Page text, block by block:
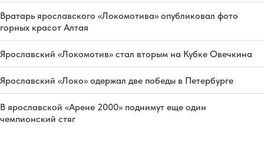
Вратарь ярославского «Локомотива» опубликовал фото
горных красот Алтая
Ярославский «Локомотив» стал вторым на Кубке Овечкина
Ярославский «Локо» одержал две победы в Петербурге
В ярославской «Арене 2000» поднимут еще один
чемпионский стяг